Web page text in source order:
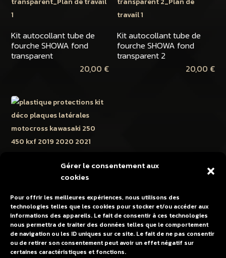
Gérer le consentement aux
cookies
Pour offrir les meilleures expériences, nous utilisons des
technologies telles que les cookies pour stocker et/ou accéder aux
informations des appareils. Le fait de consentir à ces technologies
nous permettra de traiter des données telles que le comportement
de navigation ou les ID uniques sur ce site. Le fait de ne pas consentir
ou de retirer son consentement peut avoir un effet négatif sur
certaines caractéristiques et fonctions.
Kit autocollant tube de
fourche SHOWA fond
transparent
20,00 €
Kit autocollant tube de
fourche SHOWA fond
transparent 2
20,00 €
plaques latérales Polisport
Kawasaki 250 KXF 2021 ->
2024 | 450 KXF 2019 ->
2023
22,00€